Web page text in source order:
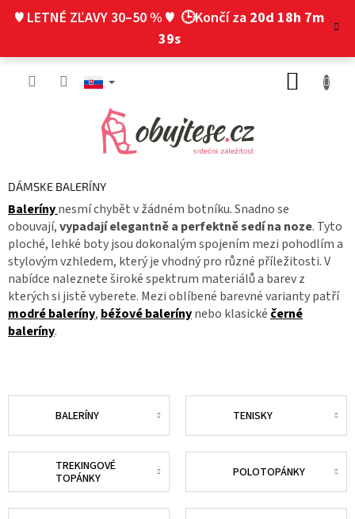
♥ LETNÉ ZĽAVY 30–50 % ♥ 🕒Končí za 20d 18h 7m
38s
DÁMSKE BALERÍNY
Balerínynesmí chybět v žádném botníku. Snadno se
obouvají,vypadají elegantně a perfektně sedí na noze. Tyto
ploché, lehké boty jsou dokonalým spojením mezi pohodlím a
stylovým vzhledem, který je vhodný pro různé příležitosti. V
nabídce naleznete široké spektrum materiálů a barev z
kterých si jistě vyberete. Mezi oblíbené barevné varianty patří
modré baleríny, béžové balerínynebo klasické černé
baleríny.
BALERÍNY TENISKY
TREKINGOVÉ
TOPÁNKY
POLOTOPÁNKY